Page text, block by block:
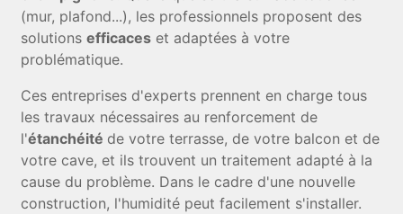
(mur, plafond...), les professionnels proposent des
solutionsefficaces et adaptées à votre
problématique.
Ces entreprises d'experts prennent en charge tous
les travaux nécessaires au renforcement de
l'étanchéité de votre terrasse, de votre balcon et de
votre cave, et ils trouvent un traitement adapté à la
cause du problème. Dans le cadre d'une nouvelle
construction, l'humidité peut facilement s'installer.